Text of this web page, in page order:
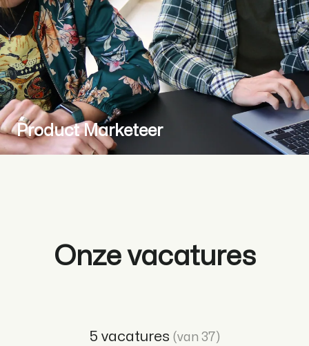
Product Marketeer
Onze vacatures
5 vacatures (van 37)